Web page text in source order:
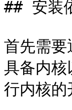
## 安装
首先需要
具备内
行内核的